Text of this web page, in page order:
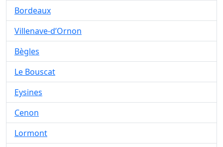
Bordeaux
Villenave-d’Ornon
Bègles
Le Bouscat
Eysines
Cenon
Lormont